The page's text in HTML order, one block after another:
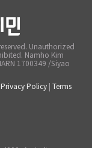
Unauthorized
Namho Kim
1700349 /Siyao
Privacy Policy | Terms